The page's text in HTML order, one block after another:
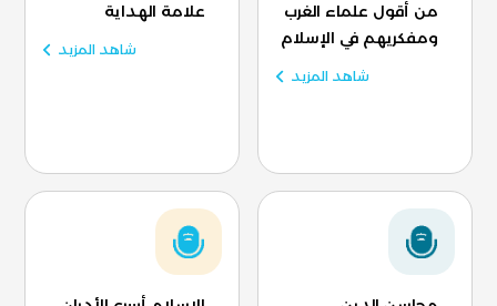
من أقول علماء الغرب
ومفكريهم في الإسلام
شاهد المزيد
علامة الهداية
شاهد المزيد